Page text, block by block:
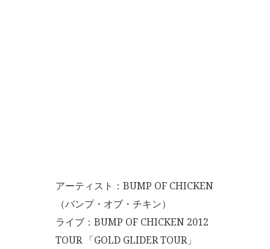
アーティスト：BUMP OF CHICKEN
（バンプ・オブ・チキン）
ライブ：BUMP OF CHICKEN 2012
TOUR 「GOLD GLIDER TOUR」